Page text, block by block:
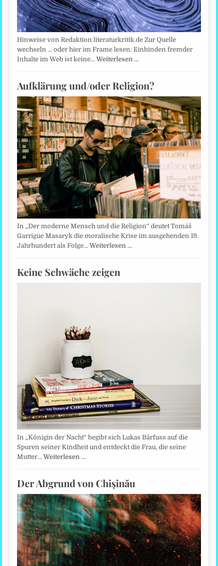
Hinweise von Redaktion literaturkritik.de Zur Quelle
wechseln ... oder hier im Frame lesen: Einbinden fremder
Inhalte im Web ist keine…Weiterlesen …
Aufklärung und/oder Religion?
In „Der moderne Mensch und die Religion“ deutet Tomáš
Garrigue Masaryk die moralische Krise im ausgehenden 19.
Jahrhundert als Folge…Weiterlesen …
Keine Schwäche zeigen
In „Königin der Nacht“ begibt sich Lukas Bärfuss auf die
Spuren seiner Kindheit und entdeckt die Frau, die seine
Mutter…Weiterlesen …
Der Abgrund von Chişinău